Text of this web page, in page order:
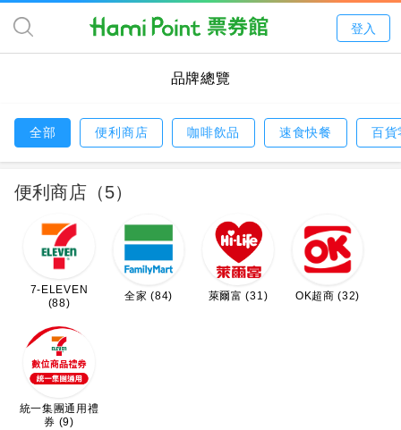
登入
品牌總覽
全部 便利商店 咖啡飲品 速食快餐 百貨
便利商店（5）
7-ELEVEN
(88)
全家 (84) 萊爾富 (31) OK超商 (32)
統一集團通用禮
券 (9)